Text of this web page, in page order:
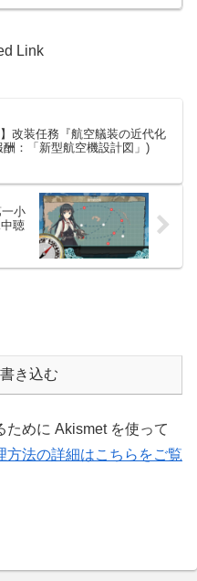
Link
】改装任務『航空艤装の近代化
酬：「新型航空機設計図」)
一小
聴
き込む
ために Akismet を使って
方法の詳細はこちらをご覧